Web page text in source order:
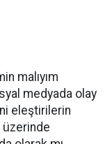
malıyım
medyada olay
eleştirilerin